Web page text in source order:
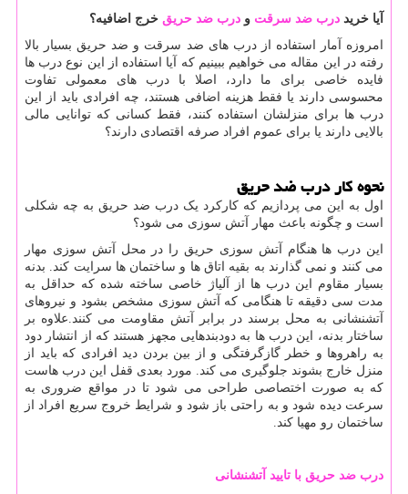
آیا خرید درب ضد سرقت و درب ضد حریق خرج اضافیه؟
امروزه آمار استفاده از درب های ضد سرقت و ضد حریق بسیار بالا
رفته در این مقاله می خواهیم ببینیم که آیا استفاده از این نوع درب ها
فایده خاصی برای ما دارد، اصلا با درب های معمولی تفاوت
محسوسی دارند یا فقط هزینه اضافی هستند، چه افرادی باید از این
درب ها برای منزلشان استفاده کنند، فقط کسانی که توانایی مالی
بالایی دارند یا برای عموم افراد صرفه اقتصادی دارند؟
نحوه کار درب ضد حریق
اول به این می پردازیم که کارکرد یک درب ضد حریق به چه شکلی
است و چگونه باعث مهار آتش سوزی می شود؟
این درب ها هنگام آتش سوزی حریق را در محل آتش سوزی مهار
می کنند و نمی گذارند به بقیه اتاق ها و ساختمان ها سرایت کند. بدنه
بسیار مقاوم این درب ها از آلیاژ خاصی ساخته شده که حداقل به
مدت سی دقیقه تا هنگامی که آتش سوزی مشخص بشود و نیروهای
آتشنشانی به محل برسند در برابر آتش مقاومت می کنند.علاوه بر
ساختار بدنه، این درب ها به دودبندهایی مجهز هستند که از انتشار دود
به راهروها و خطر گازگرفتگی و از بین بردن دید افرادی که باید از
منزل خارج بشوند جلوگیری می کند. مورد بعدی قفل این درب هاست
که به صورت اختصاصی طراحی می شود تا در مواقع ضروری به
سرعت دیده شود و به راحتی باز شود و شرایط خروج سریع افراد از
ساختمان رو مهیا کند.
درب ضد حریق با تایید آتشنشانی